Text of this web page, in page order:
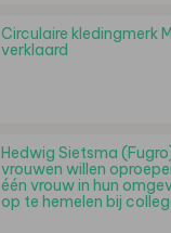
Circulaire kledingmerk
verklaard
Hedwig Sietsma
vrouwen willen
één vrouw in hun
op te hemelen bij